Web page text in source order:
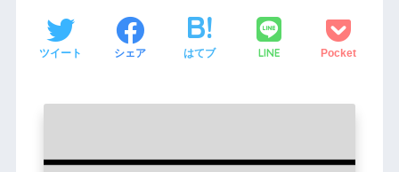
ツイート シェア はてブ LINE Pocket